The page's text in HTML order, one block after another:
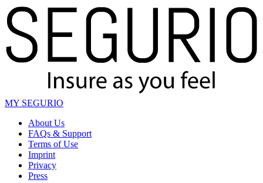
MY SEGURIO
About Us
FAQs & Support
Terms of Use
Imprint
Privacy
Press